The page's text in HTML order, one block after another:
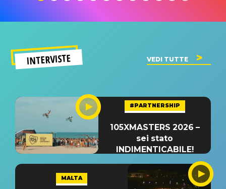
INTERVISTE VEDI TUTTE
#PARTNERSHIP
105XMASTERS 2026 –
sei stato
INDIMENTICABILE!
MALTA